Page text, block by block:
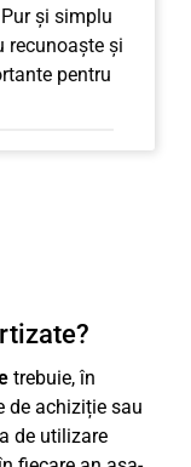
și simplu
recunoaște și
pentru
trebuie, în
de achiziție sau
de utilizare